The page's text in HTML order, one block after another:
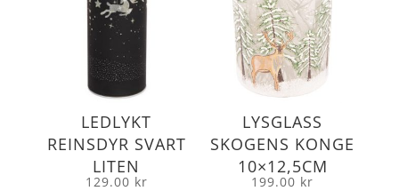
LEDLYKT
REINSDYR SVART
LITEN
129.00 kr
LYSGLASS
SKOGENS KONGE
10×12,5CM
199.00 kr